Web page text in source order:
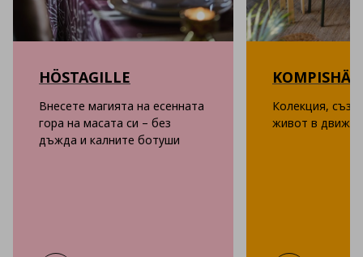
HÖSTAGILLE
Внесете магията на есенната
гора на масата си – без
дъжда и калните ботуши
Колекция,
живот в